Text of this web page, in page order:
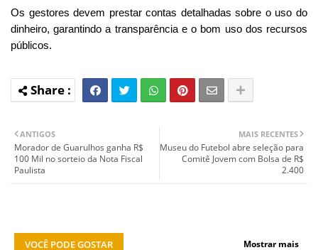
Os gestores devem prestar contas detalhadas sobre o uso do
dinheiro, garantindo a transparência e o bom uso dos recursos
públicos.
MAIS RECENTES
Museu do Futebol abre seleção para
Comitê Jovem com Bolsa de R$
2.400
ANTIGOS
Morador de Guarulhos ganha R$
100 Mil no sorteio da Nota Fiscal
Paulista
VOCÊ PODE GOSTAR Mostrar mais